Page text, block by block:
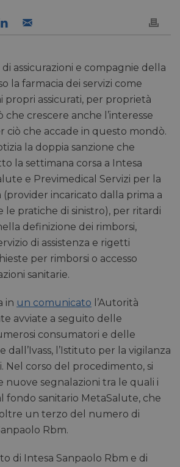
di assicurazioni e compagnie della
la farmacia dei servizi come
propri assicurati, per proprietà
crescere anche l’interesse
ciò che accade in questo mondò.
la doppia sanzione che
la settimana corsa a Intesa
e Previmedical Servizi per la
incaricato dalla prima a
le pratiche di sinistro), per ritardi
definizione dei rimborsi,
di assistenza e rigetti
per rimborsi o accesso
sanitarie.
in un comunicato l’Autorità
avviate a seguito delle
consumatori e delle
l’Istituto per la vigilanza
Nel corso del procedimento, si
nuove segnalazioni tra le quali i
fondo sanitario MetaSalute, che
un terzo del numero di
Rbm.
di Intesa Sanpaolo Rbm e di